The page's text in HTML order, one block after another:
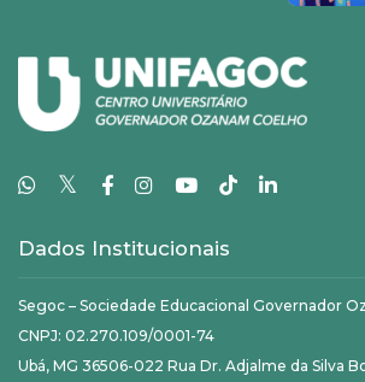
𝕏
Dados Institucionais
Segoc – Sociedade Educacional Governador
CNPJ: 02.270.109/0001-74
Ubá, MG 36506-022 Rua Dr. Adjalme da Silva